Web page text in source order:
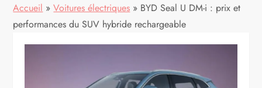
Accueil » Voitures électriques » BYD Seal U DM-i : prix et
performances du SUV hybride rechargeable